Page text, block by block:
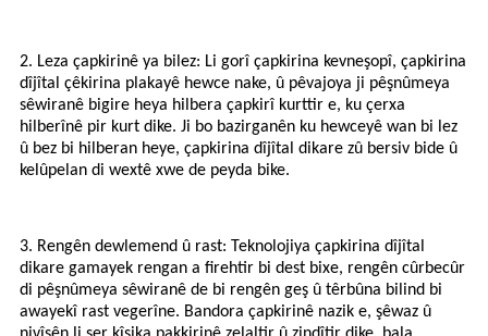
2. Leza çapkirinê ya bilez: Li gorî çapkirina kevneşopî, çapkirina
dîjîtal çêkirina plakayê hewce nake, û pêvajoya ji pêşnûmeya
sêwiranê bigire heya hilbera çapkirî kurttir e, ku çerxa
hilberînê pir kurt dike. Ji bo bazirganên ku hewceyê wan bi lez
û bez bi hilberan heye, çapkirina dîjîtal dikare zû bersiv bide û
kelûpelan di wextê xwe de peyda bike.
3. Rengên dewlemend û rast: Teknolojiya çapkirina dîjîtal
dikare gamayek rengan a firehtir bi dest bixe, rengên cûrbecûr
di pêşnûmeya sêwiranê de bi rengên geş û têrbûna bilind bi
awayekî rast vegerîne. Bandora çapkirinê nazik e, şêwaz û